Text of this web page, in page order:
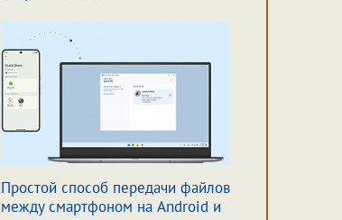
Простой способ передачи файлов
между смартфоном на Android и